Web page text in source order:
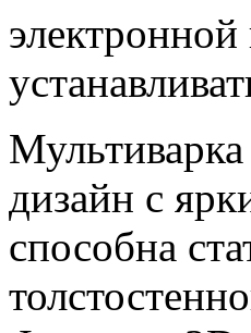
дизайн с
способна